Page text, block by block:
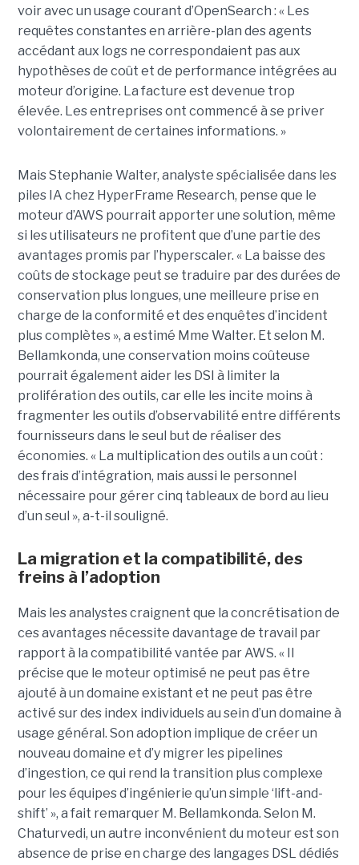
voir avec un usage courant d’OpenSearch : « Les
requêtes constantes en arrière-plan des agents
accédant aux logs ne correspondaient pas aux
hypothèses de coût et de performance intégrées au
moteur d’origine. La facture est devenue trop
élevée. Les entreprises ont commencé à se priver
volontairement de certaines informations. »
Mais Stephanie Walter, analyste spécialisée dans les
piles IA chez HyperFrame Research, pense que le
moteur d’AWS pourrait apporter une solution, même
si les utilisateurs ne profitent que d’une partie des
avantages promis par l’hyperscaler. « La baisse des
coûts de stockage peut se traduire par des durées de
conservation plus longues, une meilleure prise en
charge de la conformité et des enquêtes d’incident
plus complètes », a estimé Mme Walter. Et selon M.
Bellamkonda, une conservation moins coûteuse
pourrait également aider les DSI à limiter la
prolifération des outils, car elle les incite moins à
fragmenter les outils d’observabilité entre différents
fournisseurs dans le seul but de réaliser des
économies. « La multiplication des outils a un coût :
des frais d’intégration, mais aussi le personnel
nécessaire pour gérer cinq tableaux de bord au lieu
d’un seul », a-t-il souligné.
La migration et la compatibilité, des
freins à l’adoption
Mais les analystes craignent que la concrétisation de
ces avantages nécessite davantage de travail par
rapport à la compatibilité vantée par AWS. « Il
précise que le moteur optimisé ne peut pas être
ajouté à un domaine existant et ne peut pas être
activé sur des index individuels au sein d’un domaine à
usage général. Son adoption implique de créer un
nouveau domaine et d’y migrer les pipelines
d’ingestion, ce qui rend la transition plus complexe
pour les équipes d’ingénierie qu’un simple ‘lift-and-
shift’ », a fait remarquer M. Bellamkonda. Selon M.
Chaturvedi, un autre inconvénient du moteur est son
absence de prise en charge des langages DSL dédiés